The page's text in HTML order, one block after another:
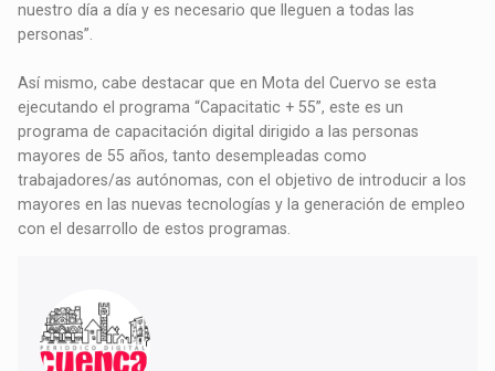
nuestro día a día y es necesario que lleguen a todas las
personas”.
Así mismo, cabe destacar que en Mota del Cuervo se esta
ejecutando el programa “Capacitatic + 55”, este es un
programa de capacitación digital dirigido a las personas
mayores de 55 años, tanto desempleadas como
trabajadores/as autónomas, con el objetivo de introducir a los
mayores en las nuevas tecnologías y la generación de empleo
con el desarrollo de estos programas.